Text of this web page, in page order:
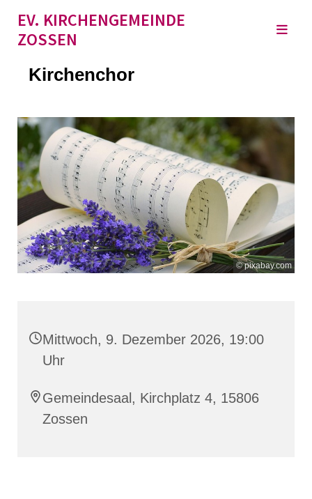
EV. KIRCHENGEMEINDE
ZOSSEN
Kirchenchor
© pixabay.com
Mittwoch, 9. Dezember 2026, 19:00
Uhr
Gemeindesaal, Kirchplatz 4, 15806
Zossen